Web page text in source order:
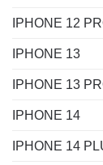
IPHONE 12
IPHONE 13
IPHONE 13
IPHONE 14
IPHONE 14